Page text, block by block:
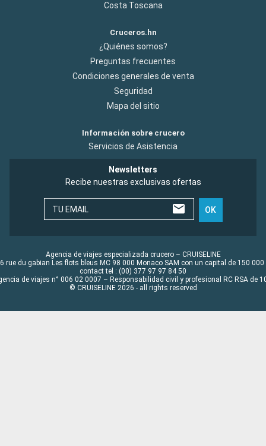
Costa Toscana
Cruceros.hn
¿Quiénes somos?
Preguntas frecuentes
Condiciones generales de venta
Seguridad
Mapa del sitio
Información sobre crucero
Servicios de Asistencia
Newsletters
Recibe nuestras exclusivas ofertas
TU EMAIL OK
Agencia de viajes especializada crucero – CRUISELINE
rue du gabian Les flots bleus MC 98 000 Monaco SAM con un capital de 150 000
contact tel : (00) 377 97 97 84 50
de viajes n° 006 02 0007 – Responsabilidad civil y profesional RC RSA de
© CRUISELINE 2026 - all rights reserved